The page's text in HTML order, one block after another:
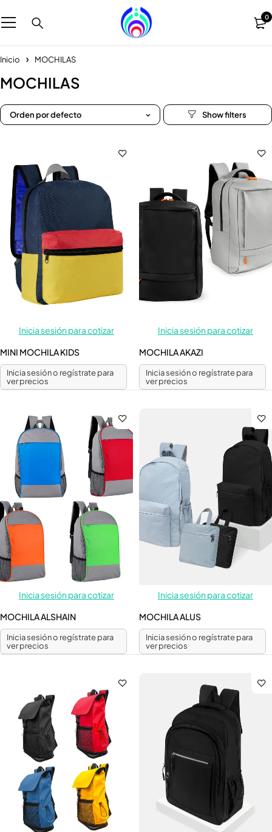
0
Inicio MOCHILAS
MOCHILAS
Orden por defecto
Inicia sesión para cotizar
MINI MOCHILA KIDS
Inicia sesión o regístrate para
ver precios
Inicia sesión para cotizar
MOCHILA AKAZI
Inicia sesión o regístrate para
ver precios
Inicia sesión para cotizar
MOCHILA ALSHAIN
Inicia sesión o regístrate para
ver precios
Inicia sesión para cotizar
MOCHILA ALUS
Inicia sesión o regístrate para
ver precios